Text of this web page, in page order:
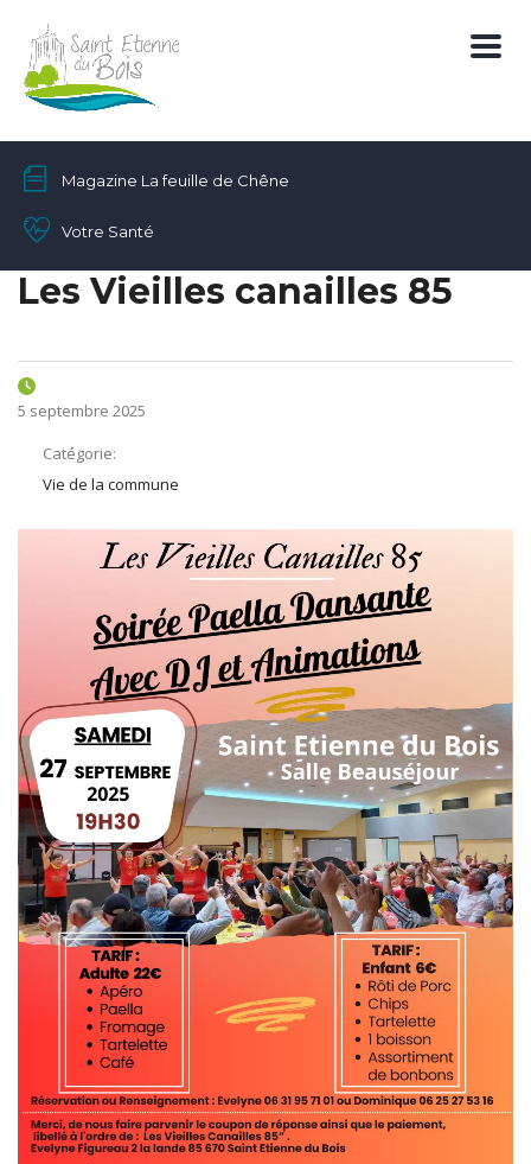
Magazine La feuille de Chêne
Votre Santé
Les Vieilles canailles 85
5 septembre 2025
Catégorie:
Vie de la commune